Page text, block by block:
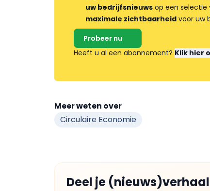
uw bedrijfsnieuws op een selectie
maximale zichtbaarheid voor uw
Probeer nu
Heeft u al een abonnement? Klik hier
Meer weten over
Circulaire Economie
Deel je (nieuws)verhaal